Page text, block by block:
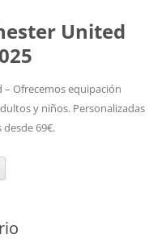
United
Ofrecemos equipación
y niños. Personalizadas
69€.